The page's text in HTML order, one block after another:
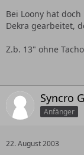
Bei Loony hat
Dekra gearbeitet,
Z.b. 13" ohne
Syncro
Anfänger
22. August 2003